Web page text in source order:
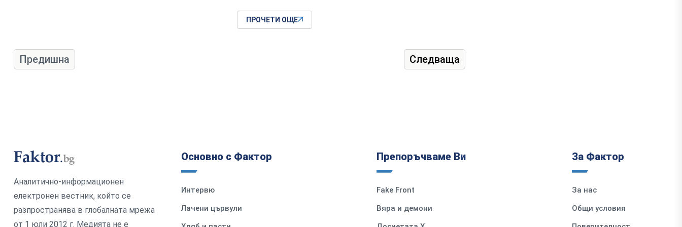
ПРОЧЕТИ ОЩЕ
Предишна Следваща
Аналитично-информационен
електронен вестник, който се
разпространява в глобалната мрежа
от 1 юли 2012 г. Медията не е
Основно с Фактор
Интервю
Лачени цървули
Препоръчваме Ви
Fake Front
Вяра и демони
За Фактор
За нас
Общи условия